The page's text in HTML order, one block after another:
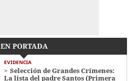
EN PORTADA
EVIDENCIA
Selección de Grandes Crímenes:
La lista del padre Santos (Primera